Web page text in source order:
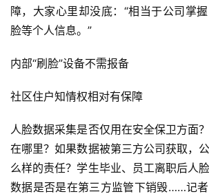
障，大家心里却没底：“相当于公司掌
脸等个人信息。”
内部“刷脸”设备不需报备
社区住户知情权相对有保障
人脸数据采集是否仅用在安全保卫方面
在哪里？如果数据被第三方公司获取，
么样的责任？学生毕业、员工离职后人
数据是否是在第三方监管下销毁……记者